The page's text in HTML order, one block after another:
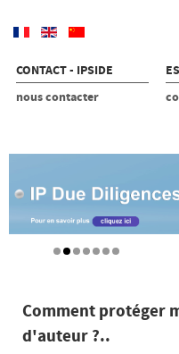
CONTACT - IPSIDE
nous contacter
Comment protéger
d'auteur ?..